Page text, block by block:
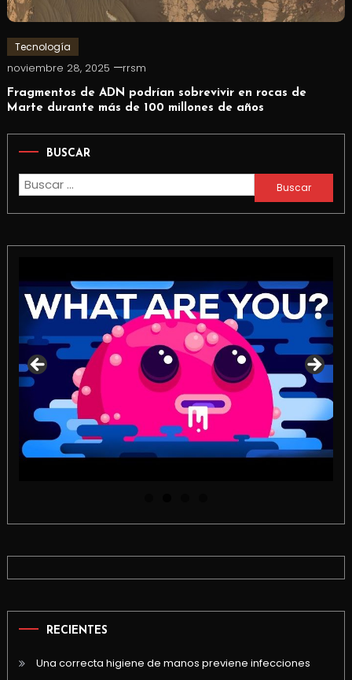
Tecnología
noviembre 28, 2025 rrsm
Fragmentos de ADN podrían sobrevivir en rocas de
Marte durante más de 100 millones de años
BUSCAR
Buscar:
RECIENTES
Una correcta higiene de manos previene infecciones